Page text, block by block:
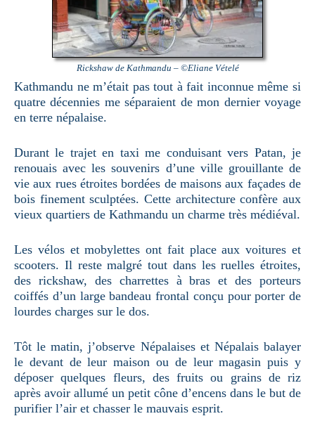
Rickshaw de Kathmandu – ©Eliane Vételé
Kathmandu ne m’était pas tout à fait inconnue même si
quatre décennies me séparaient de mon dernier voyage
en terre népalaise.
Durant le trajet en taxi me conduisant vers Patan, je
renouais avec les souvenirs d’une ville grouillante de
vie aux rues étroites bordées de maisons aux façades de
bois finement sculptées. Cette architecture confère aux
vieux quartiers de Kathmandu un charme très médiéval.
Les vélos et mobylettes ont fait place aux voitures et
scooters. Il reste malgré tout dans les ruelles étroites,
des rickshaw, des charrettes à bras et des porteurs
coiffés d’un large bandeau frontal conçu pour porter de
lourdes charges sur le dos.
Tôt le matin, j’observe Népalaises et Népalais balayer
le devant de leur maison ou de leur magasin puis y
déposer quelques fleurs, des fruits ou grains de riz
après avoir allumé un petit cône d’encens dans le but de
purifier l’air et chasser le mauvais esprit.